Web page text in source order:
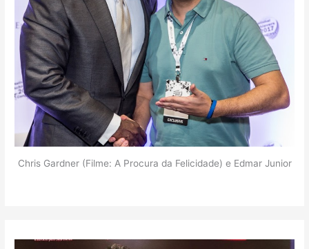
Chris Gardner (Filme: A Procura da Felicidade) e Edmar Junior